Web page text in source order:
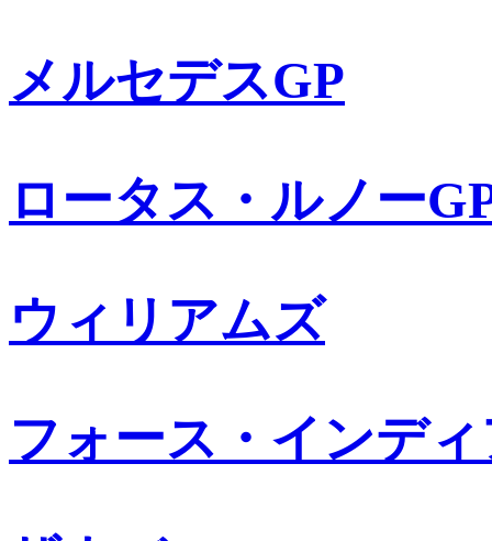
メルセデスGP
ロータス・ルノー
ウィリアムズ
フォース・インデ